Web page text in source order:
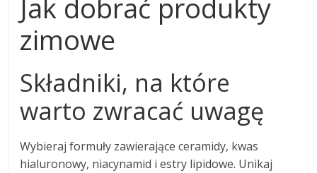
Jak dobrać produkty
zimowe
Składniki, na które
warto zwracać uwagę
Wybieraj formuły zawierające ceramidy, kwas
hialuronowy, niacynamid i estry lipidowe. Unikaj